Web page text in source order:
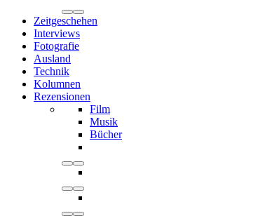
Zeitgeschehen
Interviews
Fotografie
Ausland
Technik
Kolumnen
Rezensionen
Film
Musik
Bücher